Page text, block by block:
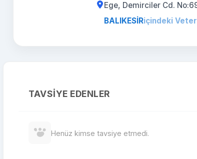
Ege, Demirciler Cd.
BALIKESİRiçindeki
TAVSIYE EDENLER
Henüz kimse tavsiye etmedi.